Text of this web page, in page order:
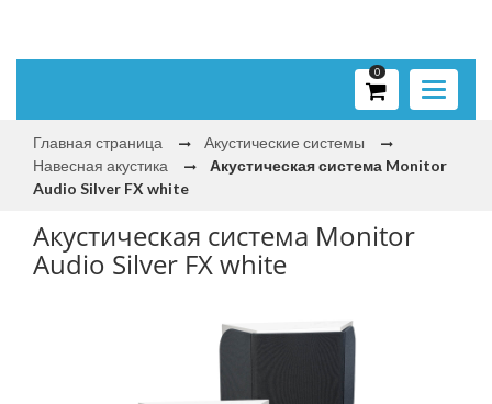
Toggle
0
Главная страница
Акустические системы
Навесная акустика
Акустическая система Monitor
Audio Silver FX white
Акустическая система Monitor
Audio Silver FX white